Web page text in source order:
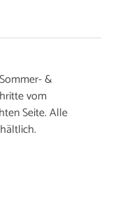
&
vom
Seite. Alle